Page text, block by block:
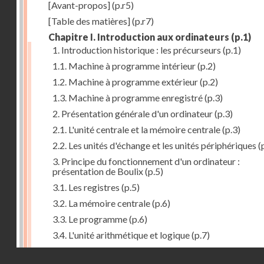
[Avant-propos](p.r5)
[Table des matières](p.r7)
Chapitre I. Introduction aux ordinateurs (p.1)
1. Introduction historique : les précurseurs (p.1)
1.1. Machine à programme intérieur(p.2)
1.2. Machine à programme extérieur(p.2)
1.3. Machine à programme enregistré(p.3)
2. Présentation générale d'un ordinateur(p.3)
2.1. L'unité centrale et la mémoire centrale(p.3)
2.2. Les unités d'échange et les unités périphériques
3. Principe du fonctionnement d'un ordinateur :
présentation de Boulix(p.5)
3.1. Les registres (p.5)
3.2. La mémoire centrale(p.6)
3.3. Le programme(p.6)
3.4. L'unité arithmétique et logique(p.7)
3.5. L'unité de contrôle(p.8)